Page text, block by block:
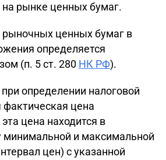
рынке ценных бумаг.
рыночных ценных бумаг в
определяется
(п. 5 ст. 280 НК РФ).
определении налоговой
цена
цена находится в
минимальной и максимальной
цен) с указанной